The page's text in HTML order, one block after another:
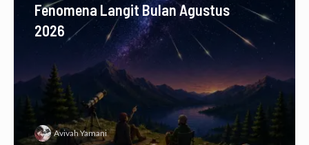
Fenomena Langit Bulan Agustus
2026
Avivah Yamani